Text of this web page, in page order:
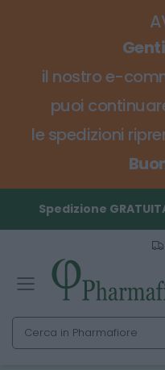
il nostro e-
puoi
le spedizioni
Spedizione
Toggle
Cerca